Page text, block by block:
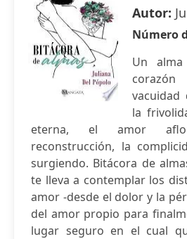
Autor:
Número
Un
vacuidad
la
eterna, el amor
reconstrucción, la
surgiendo. Bitácora de
te lleva a contemplar los
amor -desde el dolor y la
del amor propio para
lugar seguro en el cual